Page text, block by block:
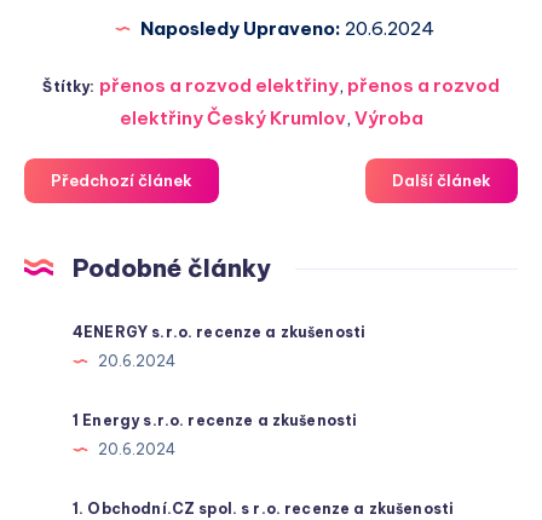
Naposledy Upraveno: 20.6.2024
Štítky: přenos a rozvod elektřiny, přenos a rozvod
elektřiny Český Krumlov, Výroba
Předchozí článek Další článek
Podobné články
4ENERGY s.r.o. recenze a zkušenosti
20.6.2024
1 Energy s.r.o. recenze a zkušenosti
20.6.2024
1. Obchodní.CZ spol. s r.o. recenze a zkušenosti